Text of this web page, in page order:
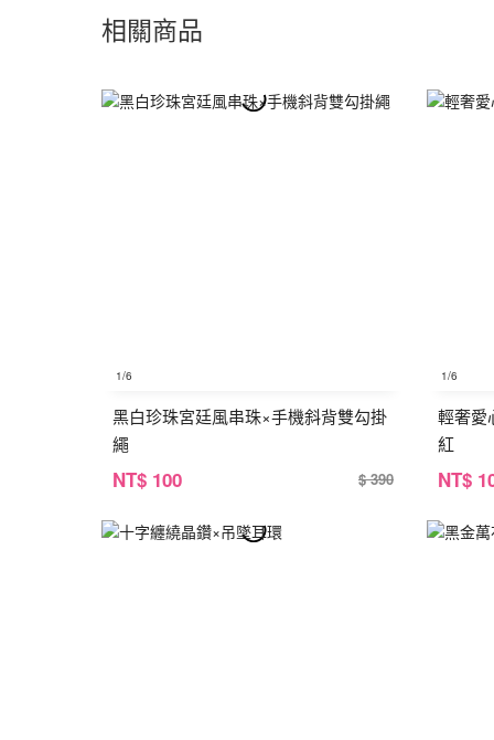
相關商品
1/6
黑白珍珠宮廷風串珠×手機斜背雙勾掛
繩
NT$ 100 $ 390
1/6
輕奢愛
紅
NT$